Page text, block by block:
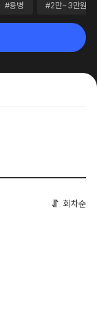
#용병 #2만~3만원
회차순